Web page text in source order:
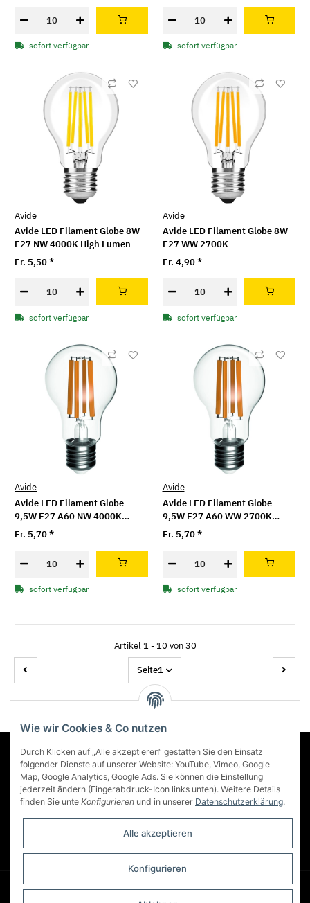
sofort verfügbar sofort verfügbar
Avide
Avide LED Filament Globe 8W
E27 NW 4000K High Lumen
Fr. 5,50*
sofort verfügbar
Avide
Avide LED Filament Globe 8W
E27 WW 2700K
Fr. 4,90*
sofort verfügbar
Avide
Avide LED Filament Globe
9,5W E27 A60 NW 4000K
Super High Lumen
Fr. 5,70*
sofort verfügbar
Avide
Avide LED Filament Globe
9,5W E27 A60 WW 2700K
Super High Lumen
Fr. 5,70*
sofort verfügbar
Artikel 1 - 10 von 30
Seite1
Über Lumenstar
Informationen
Mehr über
Zahlungsmöglichkeiten
Fr. CHF
Wie wir Cookies & Co nutzen
Durch Klicken auf „Alle akzeptieren“ gestatten Sie den Einsatz
folgender Dienste auf unserer Website: YouTube, Vimeo, Google
Map, Google Analytics, Google Ads. Sie können die Einstellung
jederzeit ändern (Fingerabdruck-Icon links unten). Weitere Details
finden Sie unte Konfigurieren und in unserer Datenschutzerklärung.
Alle akzeptieren
Konfigurieren